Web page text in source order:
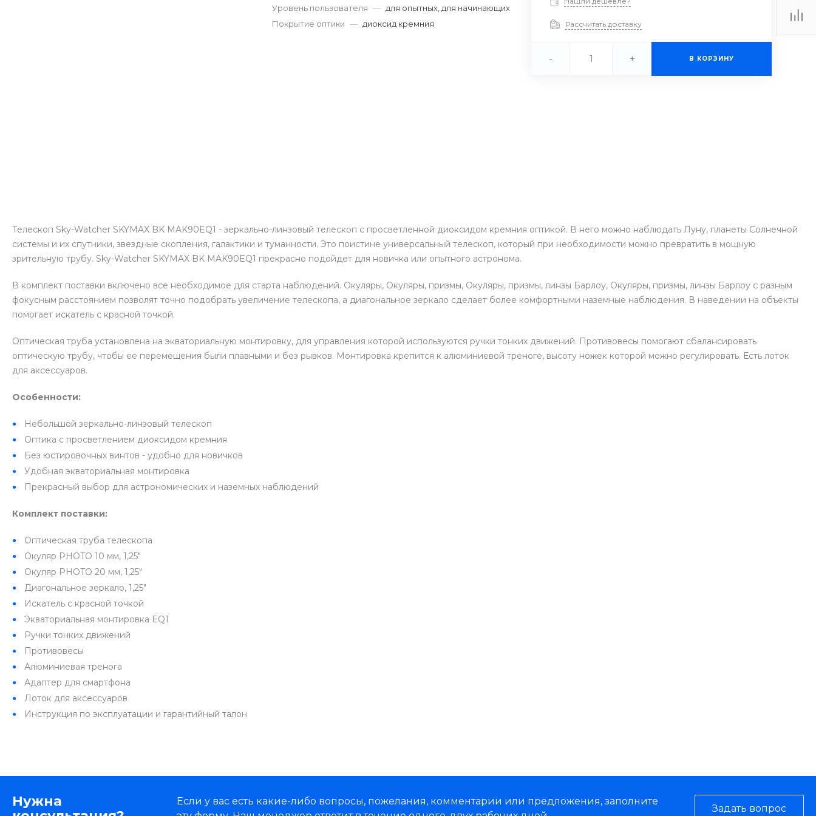
Уровень пользователя — для опытных, для начинающих
Покрытие оптики — диоксид кремния Рассчитать доставку
- + В КОРЗИНУ
Телескоп Sky-Watcher SKYMAX BK MAK90EQ1 - зеркально-линзовый телескоп с просветленной диоксидом кремния оптикой. В него можно наблюдать Луну, планеты Солнечной
системы и их спутники, звездные скопления, галактики и туманности. Это поистине универсальный телескоп, который при необходимости можно превратить в мощную
зрительную трубу. Sky-Watcher SKYMAX BK MAK90EQ1 прекрасно подойдет для новичка или опытного астронома.
В комплект поставки включено все необходимое для старта наблюдений. Окуляры, Окуляры, призмы, Окуляры, призмы, линзы Барлоу, Окуляры, призмы, линзы Барлоу с разным
фокусным расстоянием позволят точно подобрать увеличение телескопа, а диагональное зеркало сделает более комфортными наземные наблюдения. В наведении на объекты
помогает искатель с красной точкой.
Оптическая труба установлена на экваториальную монтировку, для управления которой используются ручки тонких движений. Противовесы помогают сбалансировать
оптическую трубу, чтобы ее перемещения были плавными и без рывков. Монтировка крепится к алюминиевой треноге, высоту ножек которой можно регулировать. Есть лоток
для аксессуаров.
Особенности:
Небольшой зеркально-линзовый телескоп
Оптика с просветлением диоксидом кремния
Без юстировочных винтов - удобно для новичков
Удобная экваториальная монтировка
Прекрасный выбор для астрономических и наземных наблюдений
Комплект поставки:
Оптическая труба телескопа
Окуляр PHOTO 10 мм, 1,25"
Окуляр PHOTO 20 мм, 1,25"
Диагональное зеркало, 1,25"
Искатель с красной точкой
Экваториальная монтировка EQ1
Ручки тонких движений
Противовесы
Алюминиевая тренога
Адаптер для смартфона
Лоток для аксессуаров
Инструкция по эксплуатации и гарантийный талон
Нужна
Если у вас есть какие-либо вопросы, пожелания, комментарии или предложения, заполните
Задать вопрос